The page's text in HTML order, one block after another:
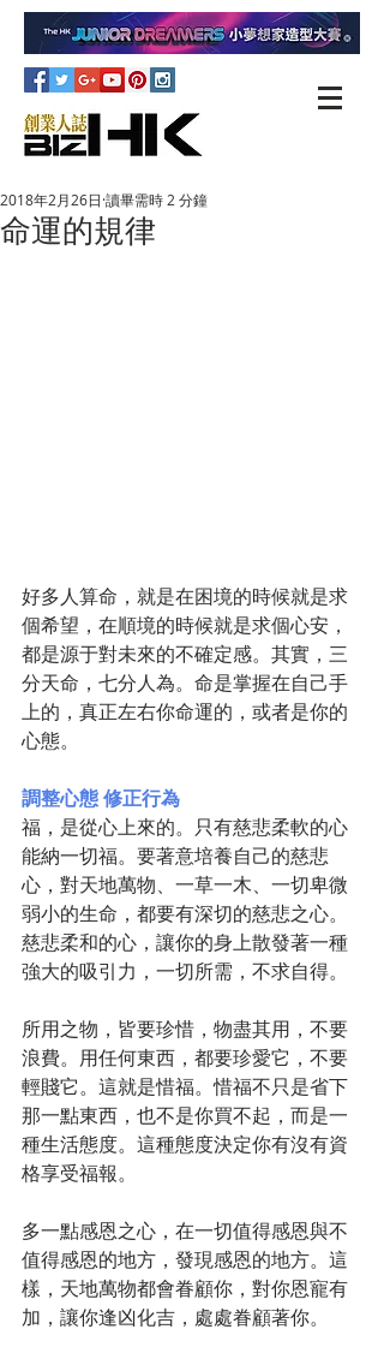
命運的規律
2018年2月26日 讀畢需時 2 分鐘
好多人算命，就是在困境的時候就是求
個希望，在順境的時候就是求個心安，
都是源于對未來的不確定感。其實，三
分天命，七分人為。命是掌握在自己手
上的，真正左右你命運的，或者是你的
心態。
調整心態 修正行為
福，是從心上來的。只有慈悲柔軟的心
能納一切福。要著意培養自己的慈悲
心，對天地萬物、一草一木、一切卑微
弱小的生命，都要有深切的慈悲之心。
慈悲柔和的心，讓你的身上散發著一種
強大的吸引力，一切所需，不求自得。
所用之物，皆要珍惜，物盡其用，不要
浪費。用任何東西，都要珍愛它，不要
輕賤它。這就是惜福。惜福不只是省下
那一點東西，也不是你買不起，而是一
種生活態度。這種態度決定你有沒有資
格享受福報。
多一點感恩之心，在一切值得感恩與不
值得感恩的地方，發現感恩的地方。這
樣，天地萬物都會眷顧你，對你恩寵有
加，讓你逢凶化吉，處處眷顧著你。